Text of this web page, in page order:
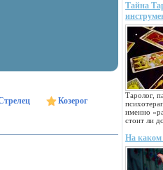
Тайна
Таролог,
именно
стоит ли
На каком
Козерог